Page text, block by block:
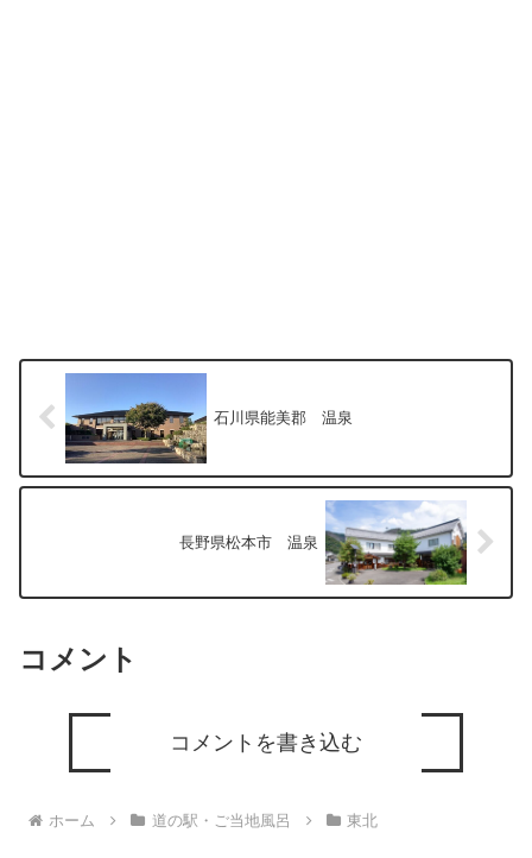
石川県能美郡 温泉
長野県松本市 温泉
コメント
コメントを書き込む
ホーム 道の駅・ご当地風呂 東北